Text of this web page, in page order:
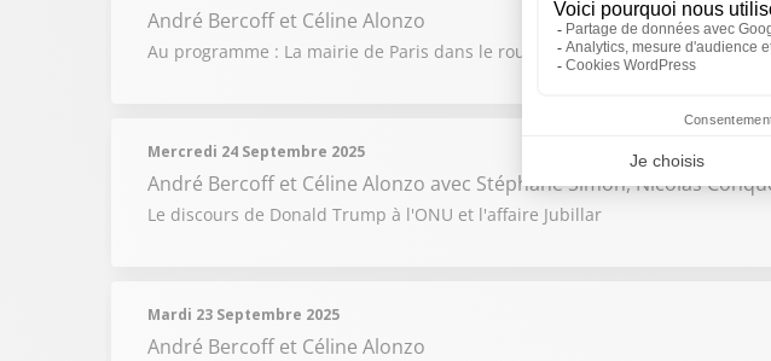
André Bercoff et Céline Alonzo
Au programme : La mairie de Paris dans le rouge / Darmanin face à ses
Mercredi 24 Septembre 2025
André Bercoff et Céline Alonzo avec Stéphane Simon, Nicolas
Le discours de Donald Trump à l'ONU et l'affaire Jubillar
Mardi 23 Septembre 2025
André Bercoff et Céline Alonzo